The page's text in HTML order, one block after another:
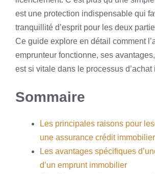
est une protection indispensable qui
tranquillité d’esprit pour les deux
Ce guide explore en détail comment
emprunteur fonctionne, ses
est si vitale dans le processus d’achat
Sommaire
Les principales raisons pour
une assurance crédit immobilier
Les avantages spécifiques
d’un emprunt immobilier